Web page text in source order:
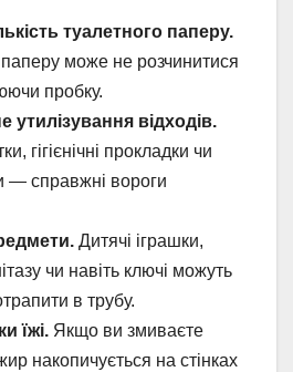
туалетного паперу.
може не розчинитися
пробку.
утилізування відходів.
гігієнічні прокладки чи
— справжні вороги
Дитячі іграшки,
чи навіть ключі можуть
в трубу.
їжі. Якщо ви змиваєте
накопичується на стінках